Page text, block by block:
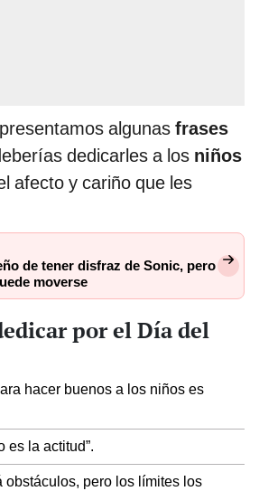
algunas frases
dedicarles a los niños
afecto y cariño que les
de tener disfraz de Sonic, pero
moverse
por el Día del
hacer buenos a los niños es
es la actitud”.
obstáculos, pero los límites los